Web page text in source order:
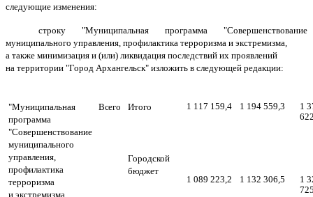
следующие изменения:
строку "Муниципальная программа "Совершенствование
муниципального управления, профилактика терроризма и экстремизма,
а также минимизация и (или) ликвидация последствий их проявлений
на территории "Город Архангельск" изложить в следующей редакции:
"Муниципальная
программа
"Совершенствование
муниципального
управления,
профилактика
терроризма
и экстремизма,
Всего Итого 1 117 159,4 1 194 559,3
1
Городской
бюджет
1 089 223,2
1 132 306,5
1